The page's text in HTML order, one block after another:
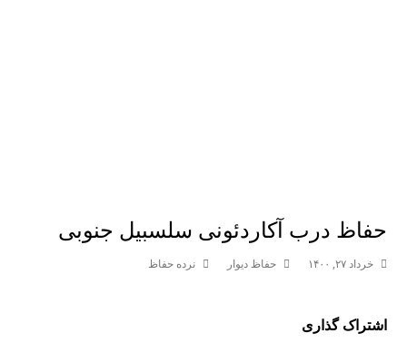
حفاظ درب آکاردئونی سلسبیل جنوبی
خرداد ۲۷, ۱۴۰۰ حفاظ دیوار نرده حفاظ
اشتراک گذاری